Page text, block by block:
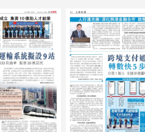
B02：投資理財
B03：文匯園
B04：體育
B05：文匯馬經
B06：文匯馬經